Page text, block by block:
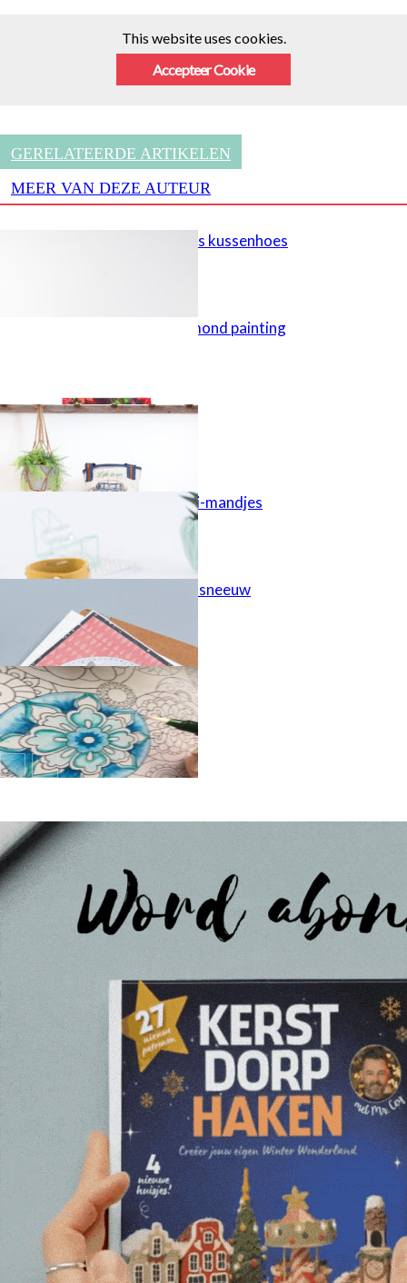
This website uses cookies.
Accepteer Cookie
GERELATEERDE ARTIKELEN
MEER VAN DEZE AUTEUR
Gehaakte jeans kussenhoes
Tips voor diamond painting
Big shopper
Lederlook mini-mandjes
Vrienden in de sneeuw
Kleur je zen